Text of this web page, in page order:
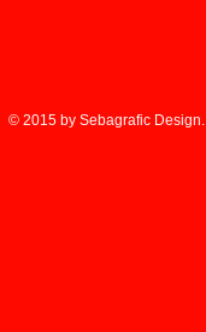
© 2015 by Sebagrafic Design.